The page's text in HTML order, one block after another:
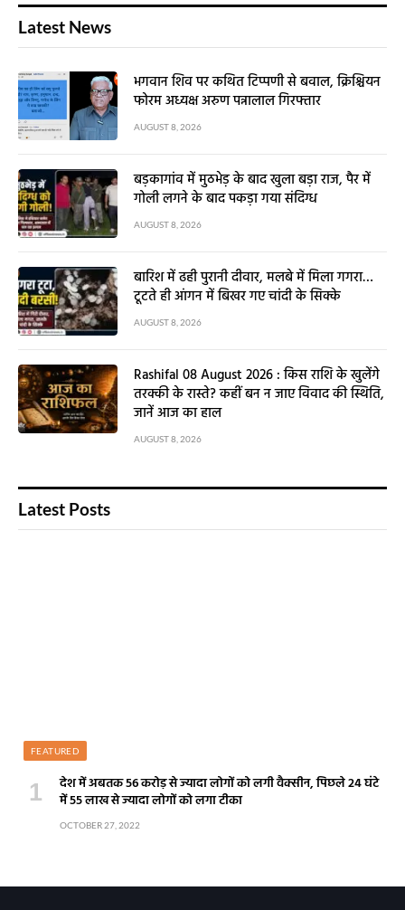
Latest News
भगवान शिव पर कथित टिप्पणी से बवाल, क्रिश्चियन
फोरम अध्यक्ष अरुण पन्नालाल गिरफ्तार
AUGUST 8, 2026
बड़कागांव में मुठभेड़ के बाद खुला बड़ा राज, पैर में
गोली लगने के बाद पकड़ा गया संदिग्ध
AUGUST 8, 2026
बारिश में ढही पुरानी दीवार, मलबे में मिला गगरा…
टूटते ही आंगन में बिखर गए चांदी के सिक्के
AUGUST 8, 2026
Rashifal 08 August 2026 : किस राशि के खुलेंगे
तरक्की के रास्ते? कहीं बन न जाए विवाद की स्थिति,
जानें आज का हाल
AUGUST 8, 2026
Latest Posts
FEATURED
देश में अबतक 56 करोड़ से ज्यादा लोगों को लगी वैक्सीन, पिछले 24 घंटे
में 55 लाख से ज्यादा लोगों को लगा टीका
OCTOBER 27, 2022